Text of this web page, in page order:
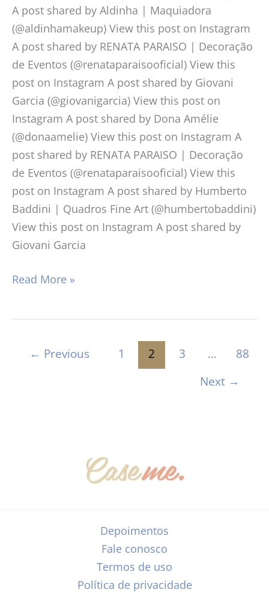
A post shared by Aldinha | Maquiadora
(@aldinhamakeup) View this post on Instagram
A post shared by RENATA PARAISO | Decoração
de Eventos (@renataparaisooficial) View this
post on Instagram A post shared by Giovani
Garcia (@giovanigarcia) View this post on
Instagram A post shared by Dona Amélie
(@donaamelie) View this post on Instagram A
post shared by RENATA PARAISO | Decoração
de Eventos (@renataparaisooficial) View this
post on Instagram A post shared by Humberto
Baddini | Quadros Fine Art (@humbertobaddini)
View this post on Instagram A post shared by
Giovani Garcia
Read More »
← Previous 1 2 3 …
88
Next →
Depoimentos
Fale conosco
Termos de uso
Política de privacidade